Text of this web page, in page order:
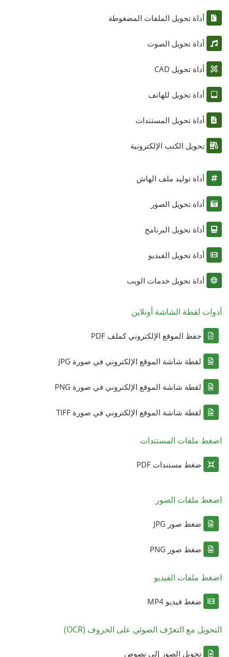
أداة تحويل الملفات المضغوطة
أداة تحويل الصوت
أداة تحويل CAD
أداة تحويل للهاتف
أداة تحويل المستندات
تحويل الكتب الإلكترونية
أداة توليد ملف الهاش
أداة تحويل الصور
أداة تحويل البرنامج
أداة تحويل الفيديو
أداة تحويل خدمات الويب
أدوات لقطة الشاشة أونلاين
حفظ الموقع الإلكتروني كملف PDF
لقطة شاشة الموقع الإلكتروني في صورة JPG
لقطة شاشة الموقع الإلكتروني في صورة PNG
لقطة شاشة الموقع الإلكتروني في صورة TIFF
اضغط ملفات المستندات
ضغط مستندات PDF
اضغط ملفات الصور
ضغط صور JPG
ضغط صور PNG
اضغط ملفات الفيديو
ضغط فيديو MP4
التحويل مع التعرّف الضوئي على الحروف (OCR)
تحويل الصور إلى نصوص